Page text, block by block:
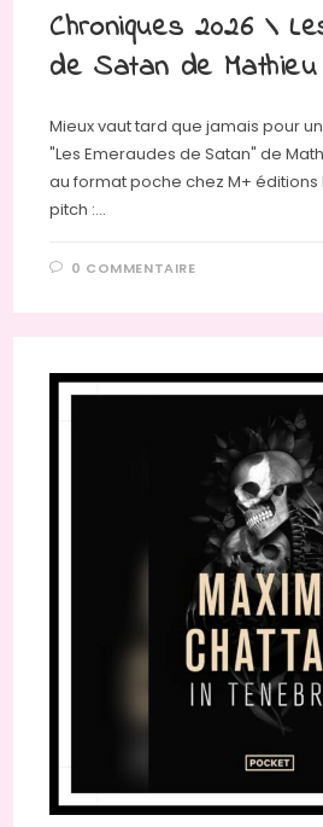
Chroniques 2026 \
de Satan de
Mieux vaut tard que jamais pour
"Les Emeraudes de Satan" de
au format poche chez M+ éditions
pitch :…
0 COMMENTAIRE